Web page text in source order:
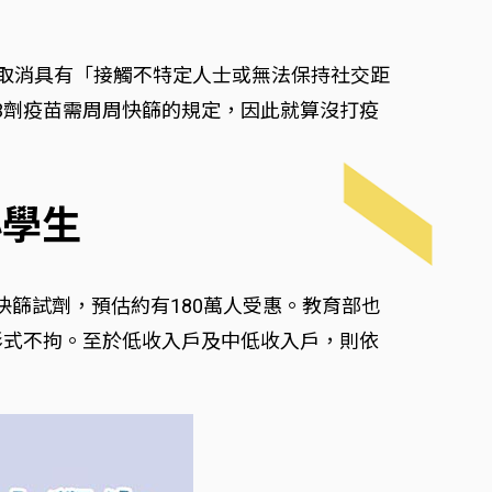
消具有「接觸不特定人士或無法保持社交距
疫苗需周周快篩的規定，因此就算沒打疫
生
試劑，預估約有180萬人受惠。教育部也
不拘。至於低收入戶及中低收入戶，則依